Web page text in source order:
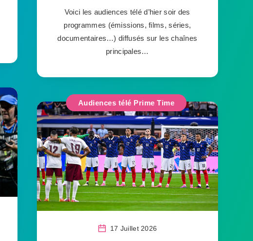
Voici les audiences télé d’hier soir des
programmes (émissions, films, séries,
documentaires…) diffusés sur les chaînes
principales…
Audiences télé Prime Time
17 Juillet 2026